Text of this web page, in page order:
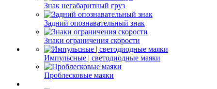
Знак негабаритный груз
Задний опознавательный знак
Знаки ограничения скорости
Импульсные | светодиодные маяки
Проблесковые маяки